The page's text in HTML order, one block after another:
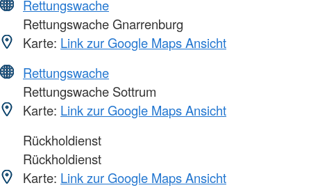
Rettungswache
Rettungswache Gnarrenburg
Karte: Link zur Google Maps Ansicht
Rettungswache
Rettungswache Sottrum
Karte: Link zur Google Maps Ansicht
Rückholdienst
Rückholdienst
Karte: Link zur Google Maps Ansicht